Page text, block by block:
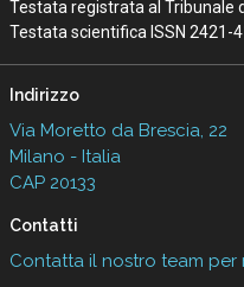
Testata registrata al Tribunale
Testata scientifica ISSN 2421-
Indirizzo
Via Moretto da Brescia, 22
Milano - Italia
CAP 20133
Contatti
Contatta il nostro team per